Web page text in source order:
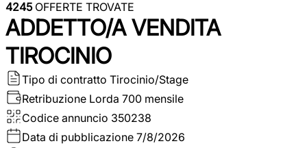
4245OFFERTE TROVATE
ADDETTO/A VENDITA
TIROCINIO
Tipo di contratto Tirocinio/Stage
Retribuzione Lorda 700 mensile
Codice annuncio 350238
Data di pubblicazione 7/8/2026